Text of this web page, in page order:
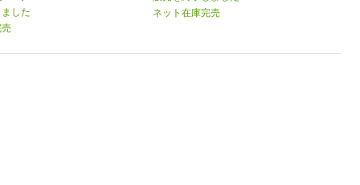
した
ネット在庫完売